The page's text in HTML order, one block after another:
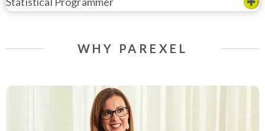
WHY PAREXEL